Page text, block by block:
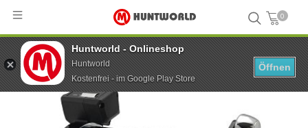
0
Hauptseite ... Angelrolle Abu Garcia AMB7000i Line Counter Meter
Huntworld - Onlineshop
Huntworld
Kostenfrei - im Google Play Store
Öffnen